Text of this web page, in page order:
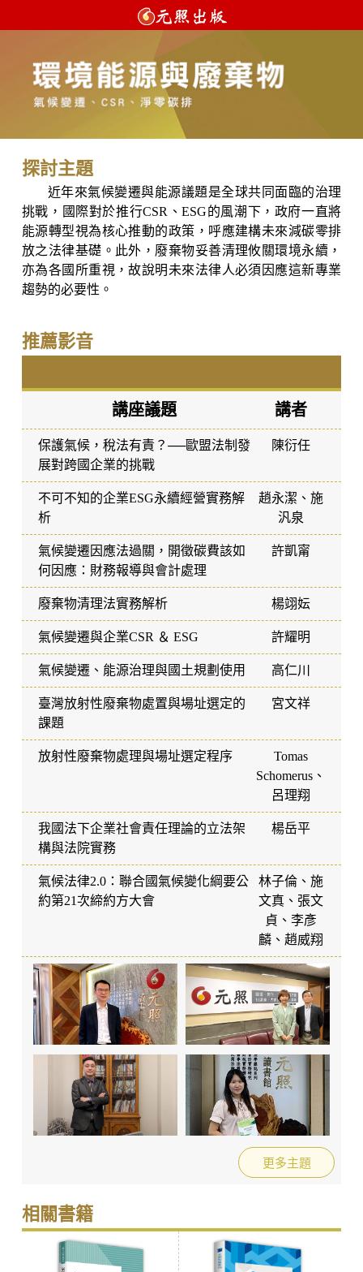
探討主題
近年來氣候變遷與能源議題是全球共同面臨的治理
挑戰，國際對於推行CSR、ESG的風潮下，政府一直將
能源轉型視為核心推動的政策，呼應建構未來減碳零排
放之法律基礎。此外，廢棄物妥善清理攸關環境永續，
亦為各國所重視，故說明未來法律人必須因應這新專業
趨勢的必要性。
推薦影音
講座議題 講者
保護氣候，稅法有責？──歐盟法制發
展對跨國企業的挑戰
陳衍任
不可不知的企業ESG永續經營實務解
析
趙永潔、施
汎泉
氣候變遷因應法過關，開徵碳費該如
何因應：財務報導與會計處理
許凱甯
廢棄物清理法實務解析 楊翊妘
氣候變遷與企業CSR ＆ ESG 許耀明
氣候變遷、能源治理與國土規劃使用 高仁川
臺灣放射性廢棄物處置與場址選定的
課題
宮文祥
放射性廢棄物處理與場址選定程序
Tomas
Schomerus、
呂理翔
我國法下企業社會責任理論的立法架
構與法院實務
楊岳平
氣候法律2.0：聯合國氣候變化綱要公
約第21次締約方大會
林子倫、施
文真、張文
貞、李彥
麟、趙威翔
更多主題
相關書籍